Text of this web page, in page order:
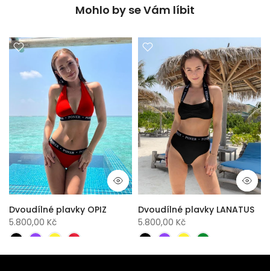
Mohlo by se Vám líbit
Dvoudílné plavky OPIZ
5.800,00 Kč
Dvoudílné plavky LANATUS
5.800,00 Kč